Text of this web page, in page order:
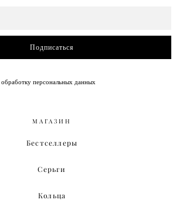
Подписаться
персональных данных
МАГАЗИН
Бестселлеры
Серьги
Кольца